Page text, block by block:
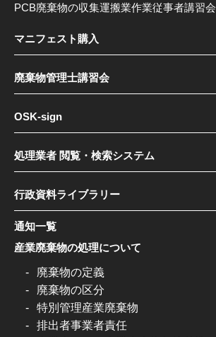
PCB廃棄物の収集運搬業作業従事者講習会
マニフェスト購入
廃棄物管理士講習会
OSK-sign
処理業者 閲覧・検索システム
行政資料ライブラリー
通知一覧
産業廃棄物の処理について
廃棄物の定義
廃棄物の区分
特別管理産業廃棄物
排出者事業者責任